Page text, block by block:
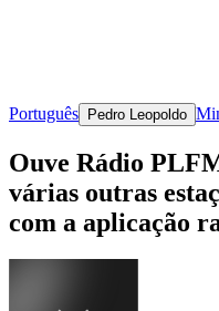
Português Pedro Leopoldo
Ouve Rádio
várias outras
com a aplicação